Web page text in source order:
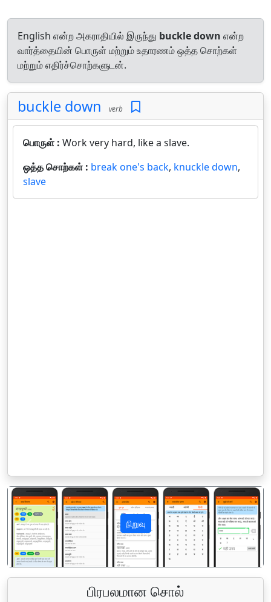
English என்ற அகராதியில் இருந்து buckle down என்ற
வார்த்தையின் பொருள் மற்றும் உதாரணம் ஒத்த சொற்கள்
மற்றும் எதிர்ச்சொற்களுடன்.
buckle down verb
பொருள் : Work very hard, like a slave.
ஒத்த சொற்கள் : break one's back, knuckle down,
slave
நிறுவு
पिछला अगला
பிரபலமான சொல்